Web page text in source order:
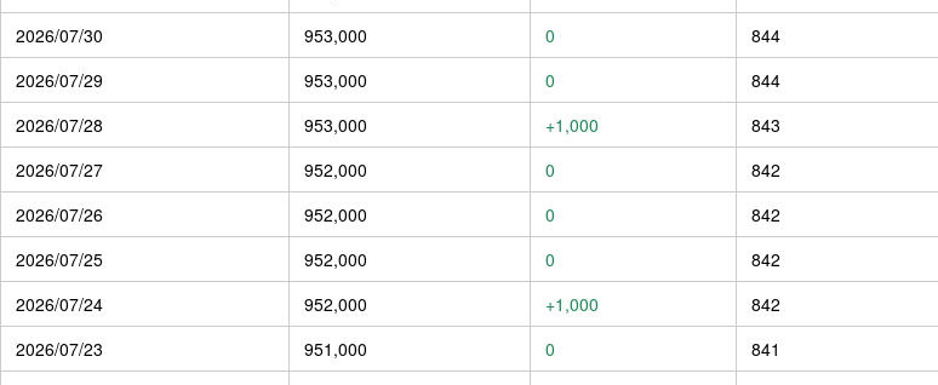
2026/07/30
953,000 0 844
2026/07/29
953,000 0 844
2026/07/28
953,000 +1,000 843
2026/07/27
952,000 0 842
2026/07/26
952,000 0 842
2026/07/25
952,000 0 842
2026/07/24
952,000 +1,000 842
2026/07/23
951,000 0 841